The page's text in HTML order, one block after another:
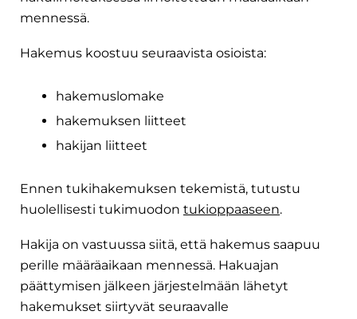
mennessä.
Hakemus koostuu seuraavista osioista:
hakemuslomake
hakemuksen liitteet
hakijan liitteet
Ennen tukihakemuksen tekemistä, tutustu
huolellisesti tukimuodon tukioppaaseen.
Hakija on vastuussa siitä, että hakemus saapuu
perille määräaikaan mennessä. Hakuajan
päättymisen jälkeen järjestelmään lähetyt
hakemukset siirtyvät seuraavalle